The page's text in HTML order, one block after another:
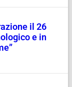
il 26
e in